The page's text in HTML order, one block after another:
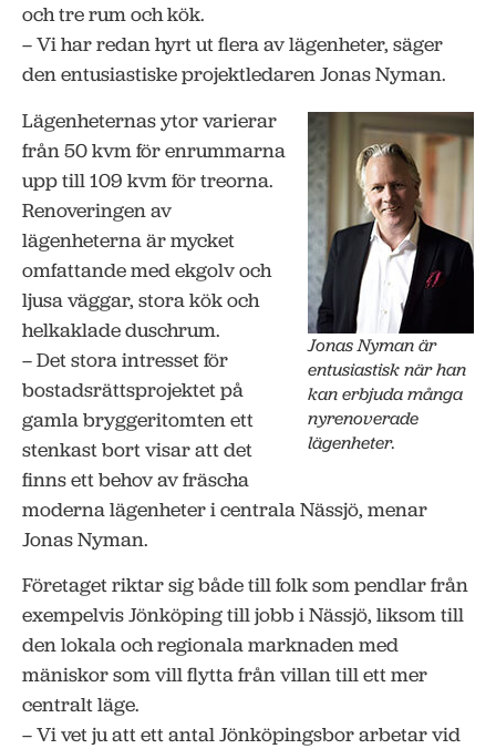
och tre rum och kök.
– Vi har redan hyrt ut flera av lägenheter, säger
den entusiastiske projektledaren Jonas Nyman.
Jonas Nyman är
entusiastisk när han
kan erbjuda många
nyrenoverade
lägenheter.
Lägenheternas ytor varierar
från 50 kvm för enrummarna
upp till 109 kvm för treorna.
Renoveringen av
lägenheterna är mycket
omfattande med ekgolv och
ljusa väggar, stora kök och
helkaklade duschrum.
– Det stora intresset för
bostadsrättsprojektet på
gamla bryggeritomten ett
stenkast bort visar att det
finns ett behov av fräscha
moderna lägenheter i centrala Nässjö, menar
Jonas Nyman.
Företaget riktar sig både till folk som pendlar från
exempelvis Jönköping till jobb i Nässjö, liksom till
den lokala och regionala marknaden med
mäniskor som vill flytta från villan till ett mer
centralt läge.
– Vi vet ju att ett antal Jönköpingsbor arbetar vid